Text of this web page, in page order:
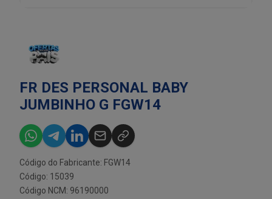
FR DES PERSONAL BABY
JUMBINHO G FGW14
Código do Fabricante: FGW14
Código: 15039
Código NCM: 96190000